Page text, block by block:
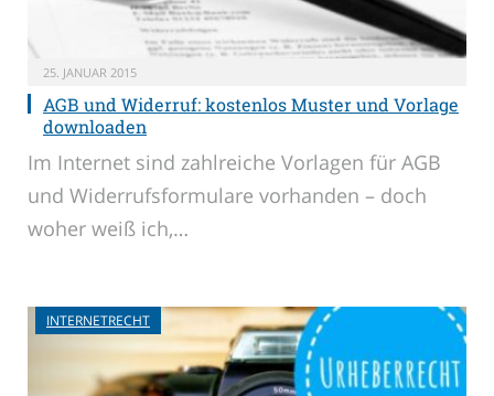
25. JANUAR 2015
AGB und Widerruf: kostenlos Muster und Vorlage
downloaden
Im Internet sind zahlreiche Vorlagen für AGB
und Widerrufsformulare vorhanden – doch
woher weiß ich,…
INTERNETRECHT